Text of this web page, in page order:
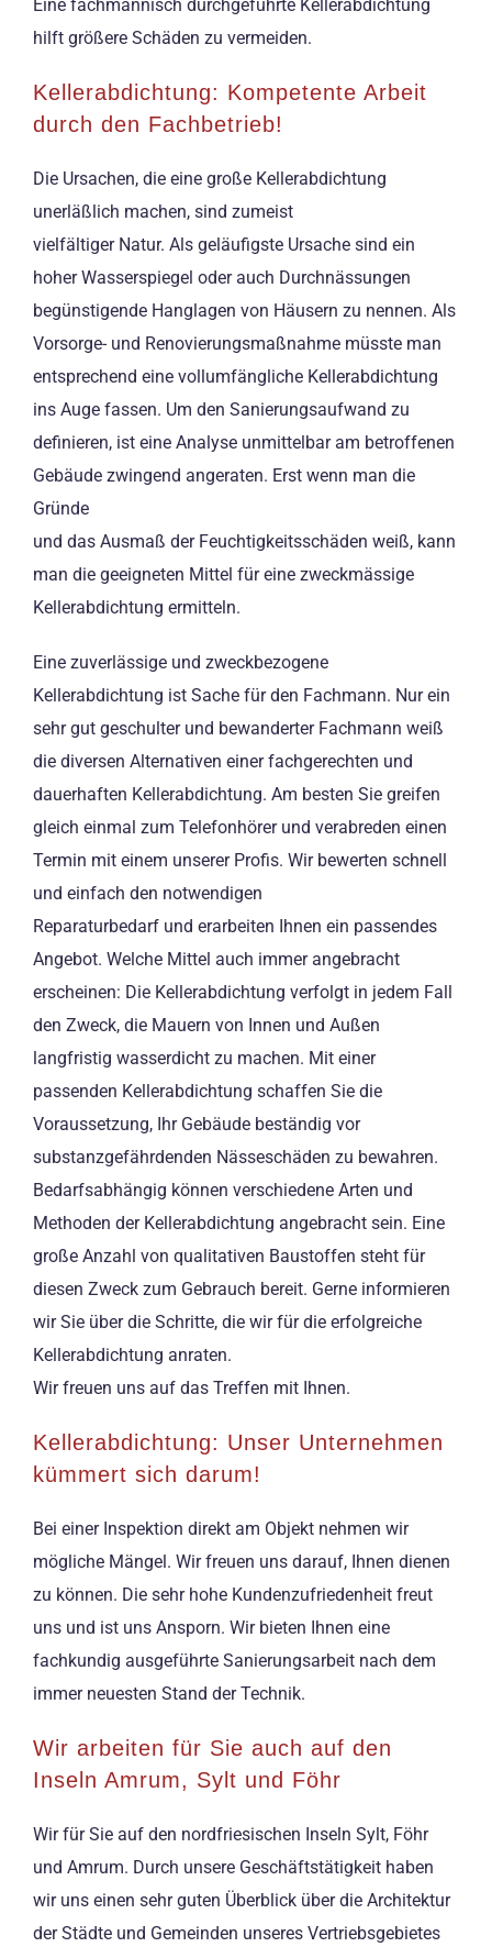
Eine fachmännisch durchgeführte Kellerabdichtung
hilft größere Schäden zu vermeiden.
Kellerabdichtung: Kompetente Arbeit
durch den Fachbetrieb!
Die Ursachen, die eine große Kellerabdichtung
unerläßlich machen, sind zumeist
vielfältiger Natur. Als geläufigste Ursache sind ein
hoher Wasserspiegel oder auch Durchnässungen
begünstigende Hanglagen von Häusern zu nennen. Als
Vorsorge- und Renovierungsmaßnahme müsste man
entsprechend eine vollumfängliche Kellerabdichtung
ins Auge fassen. Um den Sanierungsaufwand zu
definieren, ist eine Analyse unmittelbar am betroffenen
Gebäude zwingend angeraten. Erst wenn man die
Gründe
und das Ausmaß der Feuchtigkeitsschäden weiß, kann
man die geeigneten Mittel für eine zweckmässige
Kellerabdichtung ermitteln.
Eine zuverlässige und zweckbezogene
Kellerabdichtung ist Sache für den Fachmann. Nur ein
sehr gut geschulter und bewanderter Fachmann weiß
die diversen Alternativen einer fachgerechten und
dauerhaften Kellerabdichtung. Am besten Sie greifen
gleich einmal zum Telefonhörer und verabreden einen
Termin mit einem unserer Profis. Wir bewerten schnell
und einfach den notwendigen
Reparaturbedarf und erarbeiten Ihnen ein passendes
Angebot. Welche Mittel auch immer angebracht
erscheinen: Die Kellerabdichtung verfolgt in jedem Fall
den Zweck, die Mauern von Innen und Außen
langfristig wasserdicht zu machen. Mit einer
passenden Kellerabdichtung schaffen Sie die
Voraussetzung, Ihr Gebäude beständig vor
substanzgefährdenden Nässeschäden zu bewahren.
Bedarfsabhängig können verschiedene Arten und
Methoden der Kellerabdichtung angebracht sein. Eine
große Anzahl von qualitativen Baustoffen steht für
diesen Zweck zum Gebrauch bereit. Gerne informieren
wir Sie über die Schritte, die wir für die erfolgreiche
Kellerabdichtung anraten.
Wir freuen uns auf das Treffen mit Ihnen.
Kellerabdichtung: Unser Unternehmen
kümmert sich darum!
Bei einer Inspektion direkt am Objekt nehmen wir
mögliche Mängel. Wir freuen uns darauf, Ihnen dienen
zu können. Die sehr hohe Kundenzufriedenheit freut
uns und ist uns Ansporn. Wir bieten Ihnen eine
fachkundig ausgeführte Sanierungsarbeit nach dem
immer neuesten Stand der Technik.
Wir arbeiten für Sie auch auf den
Inseln Amrum, Sylt und Föhr
Wir für Sie auf den nordfriesischen Inseln Sylt, Föhr
und Amrum. Durch unsere Geschäftstätigkeit haben
wir uns einen sehr guten Überblick über die Architektur
der Städte und Gemeinden unseres Vertriebsgebietes